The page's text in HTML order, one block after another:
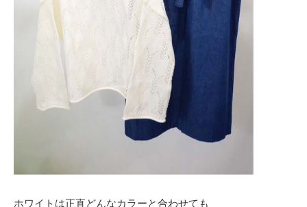
ホワイトは正直どんなカラーと合わせても